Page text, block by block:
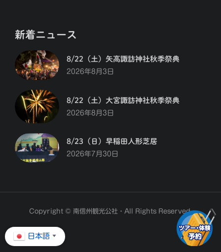
新着ニュース
8/22（土）矢高諏訪神社秋季祭典
2026年8月3日
8/22（土）大宮諏訪神社秋季祭典
2026年8月3日
8/23（日）早稲田人形芝居
2026年7月30日
Copyright © 南信州観光公社・All Rights Reserved.
日本語 ▼